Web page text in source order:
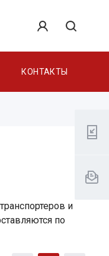
КОНТАКТЫ
и
по